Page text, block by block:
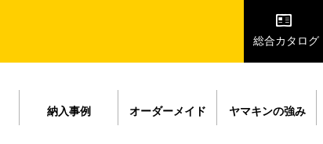
総合カタログ
納入事例 オーダーメイド ヤマキンの強み